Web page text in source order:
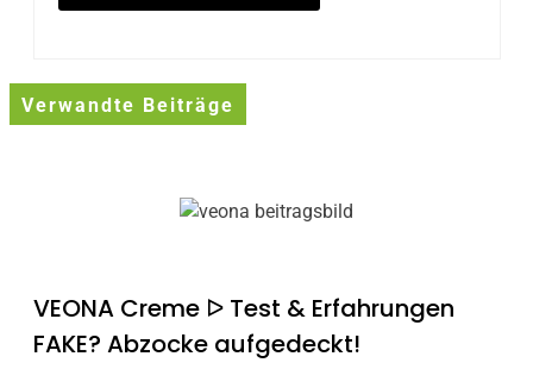
Verwandte Beiträge
VEONA Creme ᐅ Test & Erfahrungen
FAKE? Abzocke aufgedeckt!